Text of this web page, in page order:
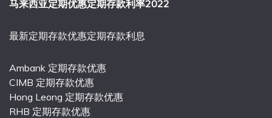
马来西亚定期优惠定期存款利率2022
最新定期存款优惠定期存款利息
Ambank 定期存款优惠
CIMB 定期存款优惠
Hong Leong 定期存款优惠
RHB 定期存款优惠